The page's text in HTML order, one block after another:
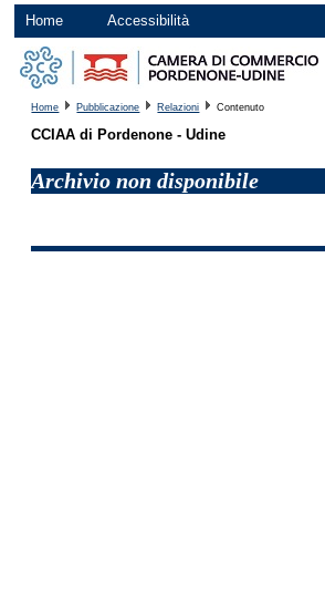
Home Accessibilità
Home Pubblicazione Relazioni Contenuto
CCIAA di Pordenone - Udine
Archivio non disponibile